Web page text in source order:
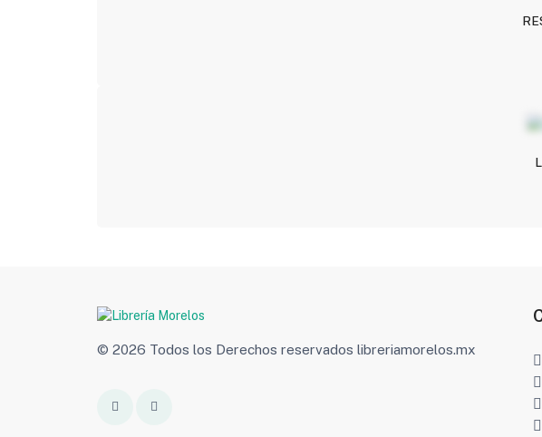
© 2026 Todos los Derechos reservados libreriamorelos.mx